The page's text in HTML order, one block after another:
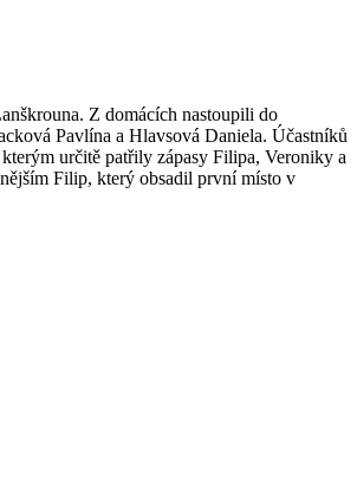
Z domácích nastoupili do
Pavlína a Hlavsová Daniela. Účastníků
určitě patřily zápasy Filipa, Veroniky a
Filip, který obsadil první místo v